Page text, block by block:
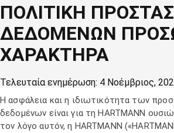
ΠΟΛΙΤΙΚΗ
ΔΕΔΟΜΕΝΩΝ
ΧΑΡΑΚΤΗΡΑ
Τελευταία ενημέρωση: 4 Νοέμβριος,
Η ασφάλεια και η ιδιωτικότητα των
δεδομένων είναι για τη HARTMANN
τον λόγο αυτόν, η HARTMANN